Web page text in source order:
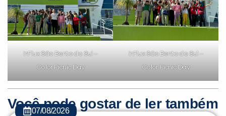
inFlux São Bento do Sul –
Color Picnic Day
inFlux São Bento do Sul –
Color Picnic Day
Você pode gostar de ler também
07/08/2026